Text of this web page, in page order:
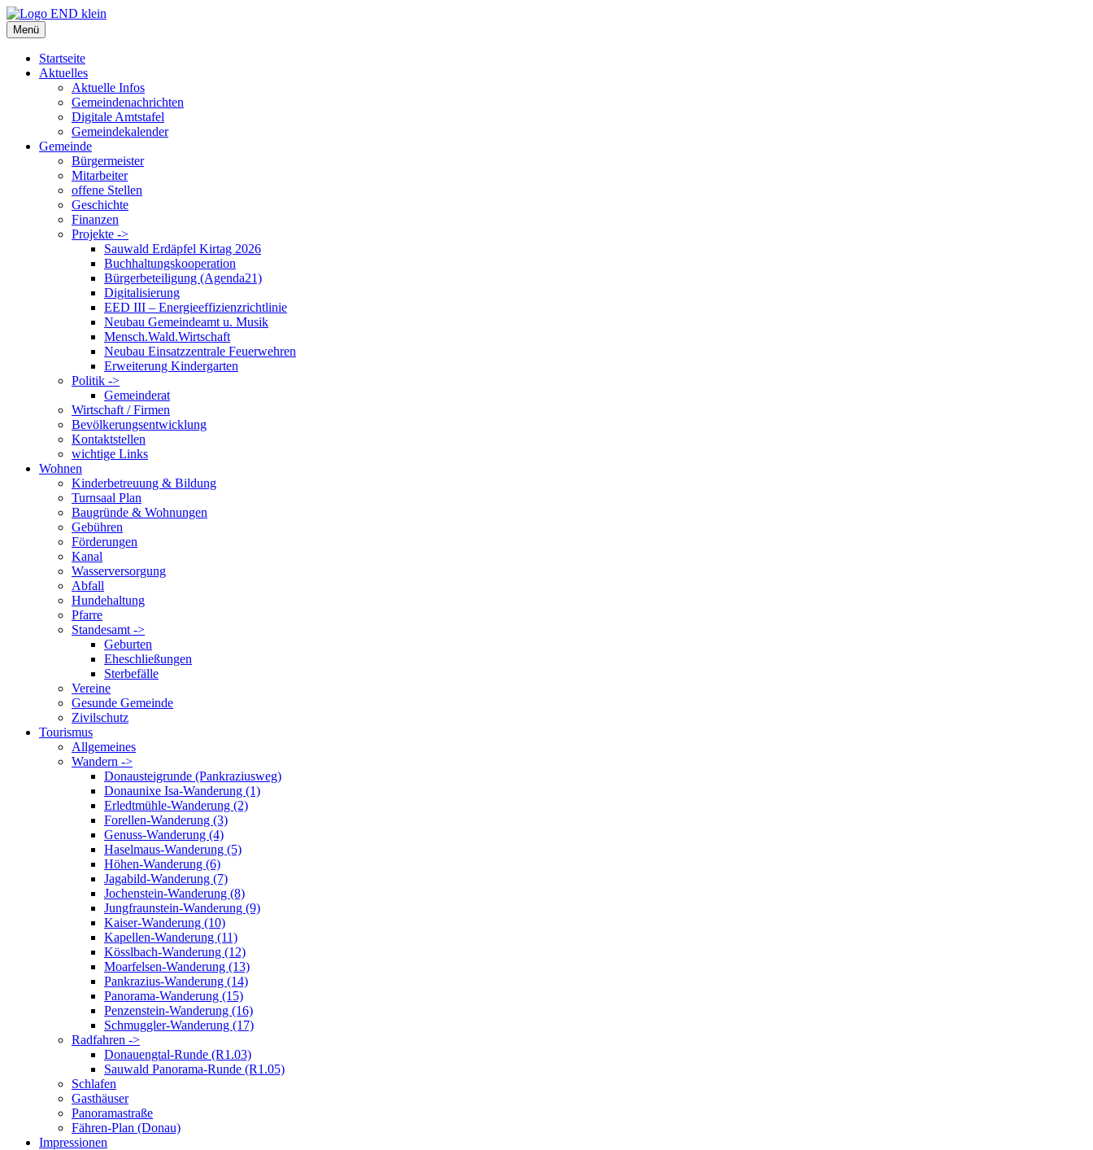
Zum
Inhalt
springen
Menü
Startseite
Aktuelles
Aktuelle Infos
Gemeindenachrichten
Digitale Amtstafel
Gemeindekalender
Gemeinde
Bürgermeister
Mitarbeiter
offene Stellen
Geschichte
Finanzen
Projekte ->
Sauwald Erdäpfel Kirtag 2026
Buchhaltungskooperation
Bürgerbeteiligung (Agenda21)
Digitalisierung
EED III – Energieeffizienzrichtlinie
Neubau Gemeindeamt u. Musik
Mensch.Wald.Wirtschaft
Neubau Einsatzzentrale Feuerwehren
Erweiterung Kindergarten
Politik ->
Gemeinderat
Wirtschaft / Firmen
Bevölkerungsentwicklung
Kontaktstellen
wichtige Links
Wohnen
Kinderbetreuung & Bildung
Turnsaal Plan
Baugründe & Wohnungen
Gebühren
Förderungen
Kanal
Wasserversorgung
Abfall
Hundehaltung
Pfarre
Standesamt ->
Geburten
Eheschließungen
Sterbefälle
Vereine
Gesunde Gemeinde
Zivilschutz
Tourismus
Allgemeines
Wandern ->
Donausteigrunde (Pankraziusweg)
Donaunixe Isa-Wanderung (1)
Erledtmühle-Wanderung (2)
Forellen-Wanderung (3)
Genuss-Wanderung (4)
Haselmaus-Wanderung (5)
Höhen-Wanderung (6)
Jagabild-Wanderung (7)
Jochenstein-Wanderung (8)
Jungfraunstein-Wanderung (9)
Kaiser-Wanderung (10)
Kapellen-Wanderung (11)
Kösslbach-Wanderung (12)
Moarfelsen-Wanderung (13)
Pankrazius-Wanderung (14)
Panorama-Wanderung (15)
Penzenstein-Wanderung (16)
Schmuggler-Wanderung (17)
Radfahren ->
Donauengtal-Runde (R1.03)
Sauwald Panorama-Runde (R1.05)
Schlafen
Gasthäuser
Panoramastraße
Fähren-Plan (Donau)
Impressionen